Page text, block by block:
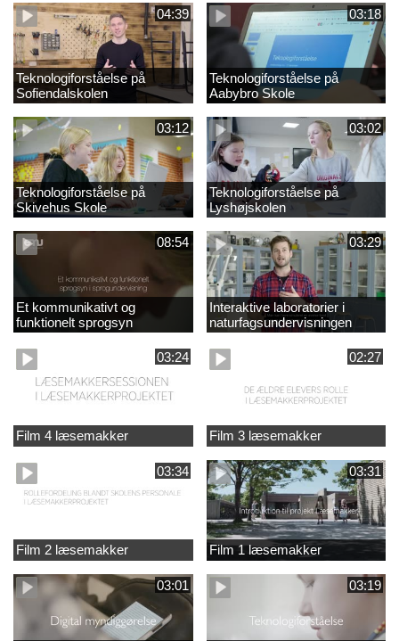
04:39
Teknologiforståelse på
Sofiendalskolen
03:18
Teknologiforståelse på
Aabybro Skole
03:12
Teknologiforståelse på
Skivehus Skole
03:02
Teknologiforståelse på
Lyshøjskolen
08:54
Et kommunikativt og
funktionelt sprogsyn
03:29
Interaktive laboratorier i
naturfagsundervisningen
03:24
Film 4 læsemakker
02:27
Film 3 læsemakker
03:34
Film 2 læsemakker
03:31
Film 1 læsemakker
03:01 03:19